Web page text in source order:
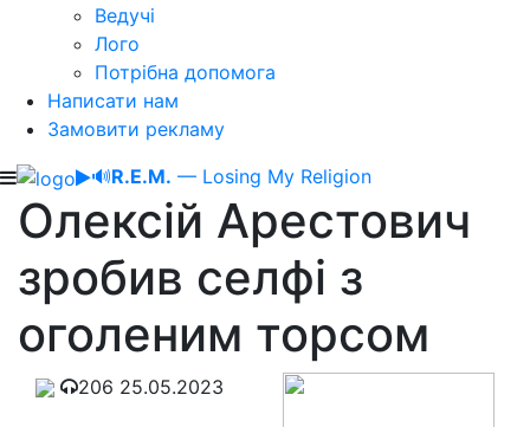
Ведучі
Лого
Потрібна допомога
Написати нам
Замовити рекламу
🔊R.E.M. — Losing My Religion
Олексій Арестович
зробив селфі з
оголеним торсом
206 25.05.2023